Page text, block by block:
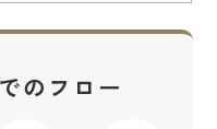
のフロー